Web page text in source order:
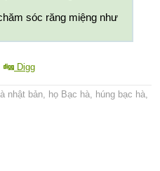
sóc răng miệng như
Digg
nhật bản họ Bạc hà húng bạc hà